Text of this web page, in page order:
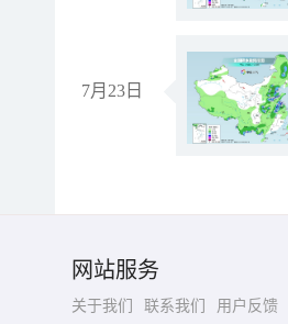
7月23日
网站服务
关于我们 联系我们
用户反馈